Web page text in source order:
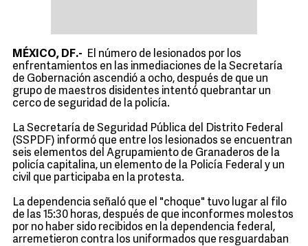
MÉXICO, DF.- El número de lesionados por los
enfrentamientos en las inmediaciones de la Secretaría
de Gobernación ascendió a ocho, después de que un
grupo de maestros disidentes intentó quebrantar un
cerco de seguridad de la policía.
La Secretaría de Seguridad Pública del Distrito Federal
(SSPDF) informó que entre los lesionados se encuentran
seis elementos del Agrupamiento de Granaderos de la
policía capitalina, un elemento de la Policía Federal y un
civil que participaba en la protesta.
La dependencia señaló que el "choque" tuvo lugar al filo
de las 15:30 horas, después de que inconformes molestos
por no haber sido recibidos en la dependencia federal,
arremetieron contra los uniformados que resguardaban